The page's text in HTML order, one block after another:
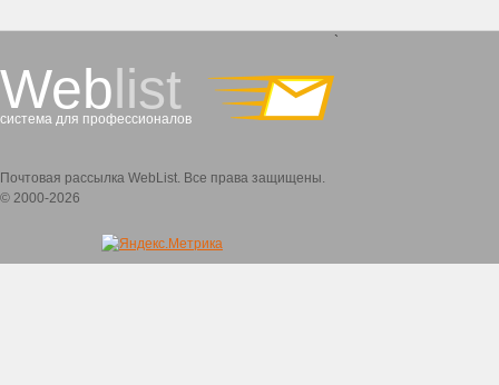
Weblist
система для профессионалов
`
Почтовая рассылка WebList. Все права защищены.
© 2000-2026